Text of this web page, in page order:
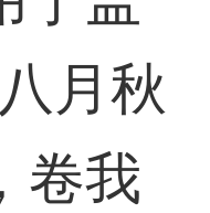
月秋
卷我